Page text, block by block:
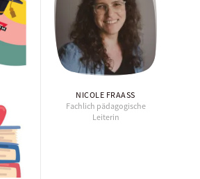
NICOLE FRAASS
Fachlich pädagogische
Leiterin